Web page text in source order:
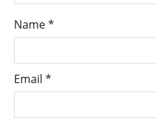
Name*
Email *